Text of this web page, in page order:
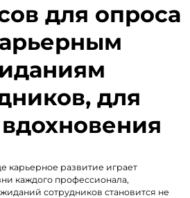
для опроса
для
карьерное развитие играет
каждого профессионала,
сотрудников становится не